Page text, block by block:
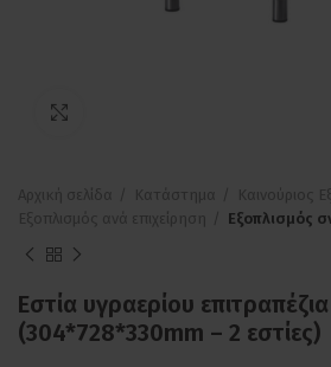
Εξοπλισμός
Εστία υγραερίου
(304*728*330mm – 2 εστίες)